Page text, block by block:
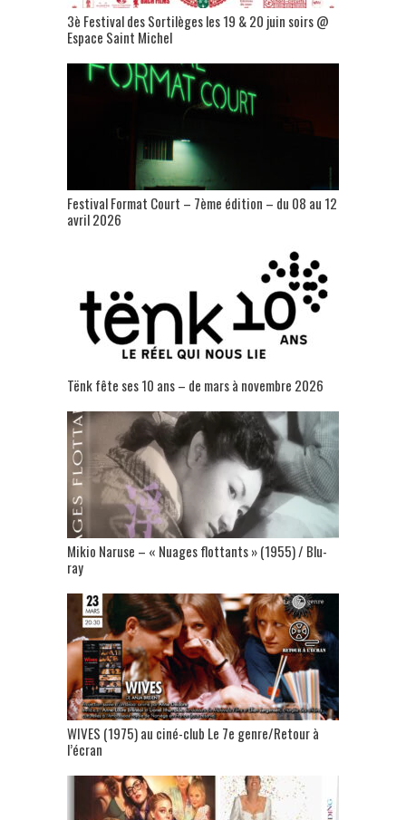
3è Festival des Sortilèges les 19 & 20 juin soirs @
Espace Saint Michel
Festival Format Court – 7ème édition – du 08 au 12
avril 2026
Tënk fête ses 10 ans – de mars à novembre 2026
Mikio Naruse – « Nuages flottants » (1955) / Blu-
ray
WIVES (1975) au ciné-club Le 7e genre/Retour à
l’écran